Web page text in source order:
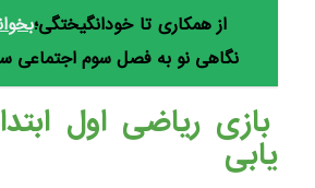
از همکاری تا خودانگیختگی؛
نگاهی نو به فصل سوم اجتماعی
بازی ریاضی اول
یابی